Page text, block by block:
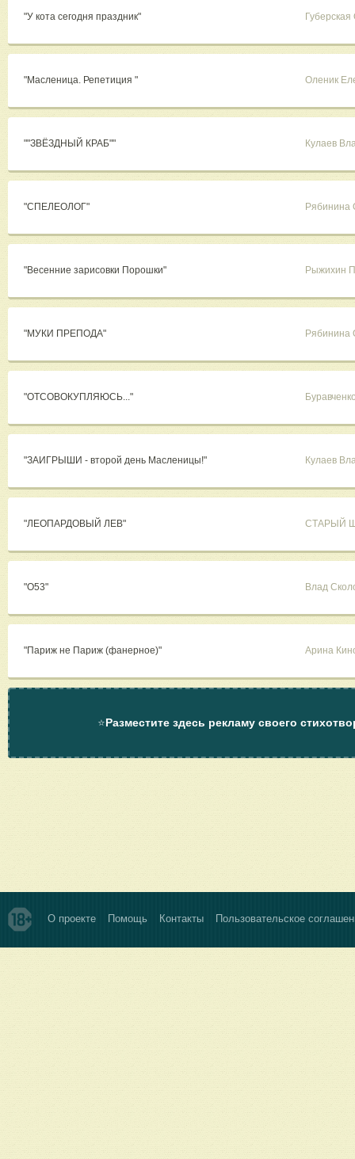
"У кота сегодня праздник" Губерская
"Масленица. Репетиция " Оленик
""ЗВЁЗДНЫЙ КРАБ"" Кулаев
"СПЕЛЕОЛОГ" Рябинина
"Весенние зарисовки Порошки" Рыжихин
"МУКИ ПРЕПОДА" Рябинина
"ОТСОВОКУПЛЯЮСЬ..."
"ЗАИГРЫШИ - второй день Масленицы!" Кулаев
"ЛЕОПАРДОВЫЙ ЛЕВ" СТАРЫЙ
"О53" Влад
"Париж не Париж (фанерное)" Арина
⭐Разместите здесь рекламу своего
О проекте Помощь Контакты Пользовательское